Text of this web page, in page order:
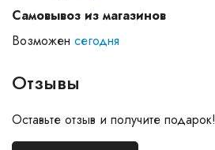
Самовывоз из магазинов
Возможен сегодня
Отзывы
Оставьте отзыв и получите подарок!